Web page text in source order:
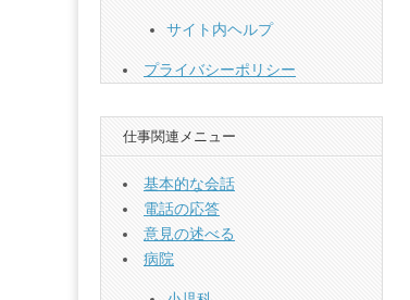
サイト内ヘルプ
プライバシーポリシー
仕事関連メニュー
基本的な会話
電話の応答
意見の述べる
病院